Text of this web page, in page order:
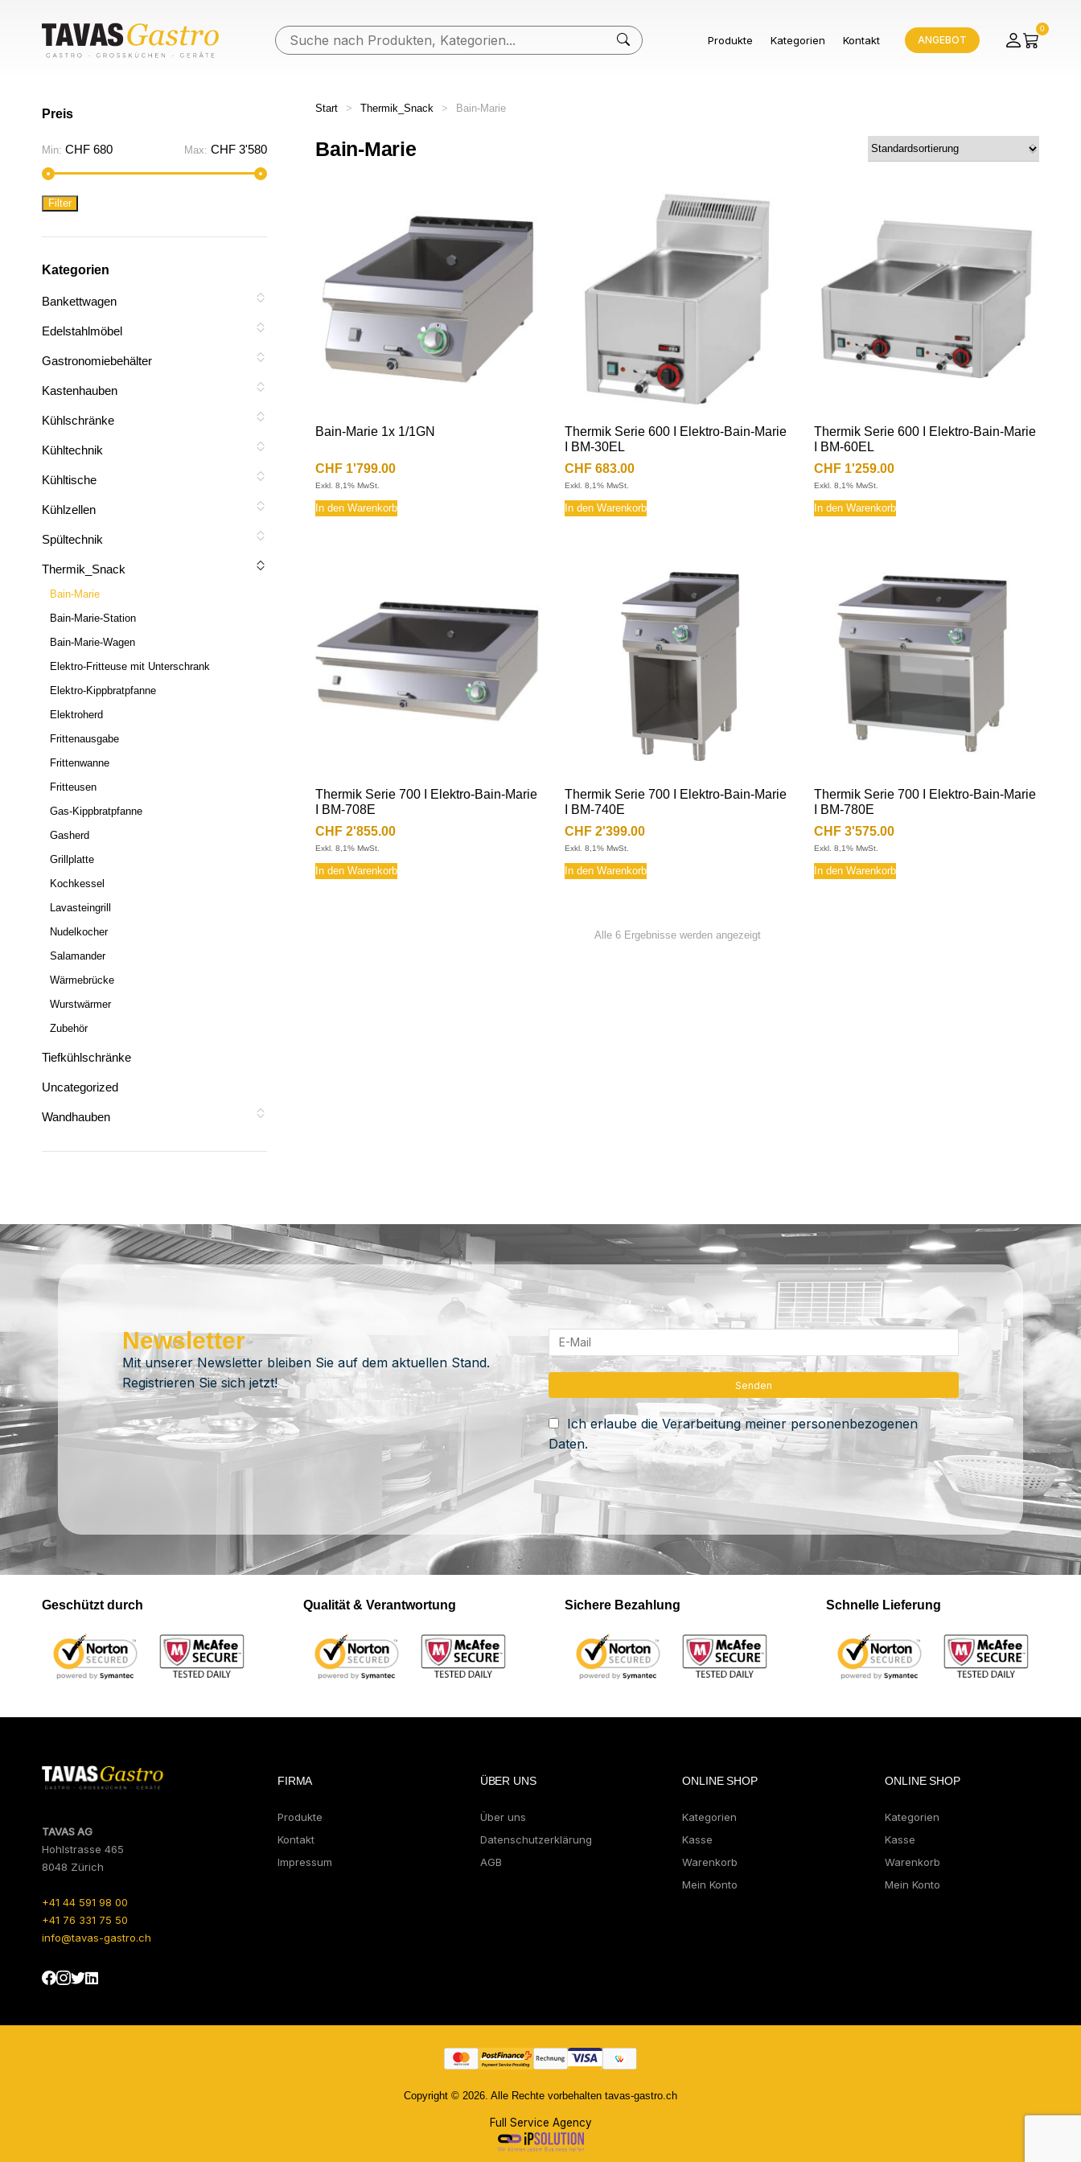
Produkte Kategorien Kontakt ANGEBOT
0
Preis
Min.
Preis
Max.
Preis
Min: CHF 680 Max: CHF 3'580
Filter
Kategorien
Bankettwagen
Edelstahlmöbel
Gastronomiebehälter
Kastenhauben
Kühlschränke
Kühltechnik
Kühltische
Kühlzellen
Spültechnik
Thermik_Snack
Bain-Marie
Bain-Marie-Station
Bain-Marie-Wagen
Elektro-Fritteuse mit Unterschrank
Elektro-Kippbratpfanne
Elektroherd
Frittenausgabe
Frittenwanne
Fritteusen
Gas-Kippbratpfanne
Gasherd
Grillplatte
Kochkessel
Lavasteingrill
Nudelkocher
Salamander
Wärmebrücke
Wurstwärmer
Zubehör
Tiefkühlschränke
Uncategorized
Wandhauben
Start > Thermik_Snack > Bain-Marie
Bain-Marie
Bain-Marie 1x 1/1GN
CHF 1'799.00
Exkl. 8,1% MwSt.
In den Warenkorb
Thermik Serie 600 I Elektro-Bain-Marie
I BM-30EL
CHF 683.00
Exkl. 8,1% MwSt.
In den Warenkorb
Thermik Serie 600 I Elektro-Bain-Marie
I BM-60EL
CHF 1'259.00
Exkl. 8,1% MwSt.
In den Warenkorb
Thermik Serie 700 I Elektro-Bain-Marie
I BM-708E
CHF 2'855.00
Exkl. 8,1% MwSt.
In den Warenkorb
Thermik Serie 700 I Elektro-Bain-Marie
I BM-740E
CHF 2'399.00
Exkl. 8,1% MwSt.
In den Warenkorb
Thermik Serie 700 I Elektro-Bain-Marie
I BM-780E
CHF 3'575.00
Exkl. 8,1% MwSt.
In den Warenkorb
Alle 6 Ergebnisse werden angezeigt
Newsletter
Mit unserer Newsletter bleiben Sie auf dem aktuellen Stand.
Registrieren Sie sich jetzt!
Ich erlaube die Verarbeitung meiner personenbezogenen
Daten.
Geschützt durch Qualität & Verantwortung Sichere Bezahlung Schnelle Lieferung
TAVAS AG
Hohlstrasse 465
8048 Zürich
+41 44 591 98 00
+41 76 331 75 50
info@tavas-gastro.ch
FIRMA
Produkte
Kontakt
Impressum
ÜBER UNS
Über uns
Datenschutzerklärung
AGB
ONLINE SHOP
Kategorien
Kasse
Warenkorb
Mein Konto
ONLINE SHOP
Kategorien
Kasse
Warenkorb
Mein Konto
Copyright © 2026. Alle Rechte vorbehalten tavas-gastro.ch
Full Service Agency